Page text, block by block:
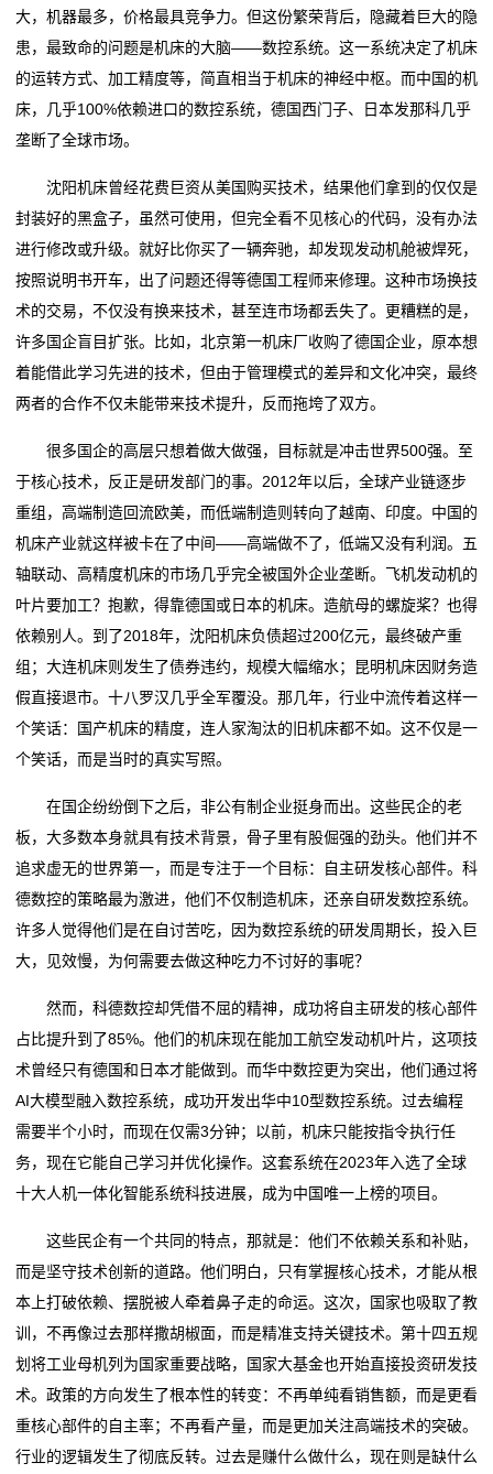
大，机器最多，价格最具竞争力。但这份繁荣背后，隐藏着巨大的隐
患，最致命的问题是机床的大脑——数控系统。这一系统决定了机床
的运转方式、加工精度等，简直相当于机床的神经中枢。而中国的机
床，几乎100%依赖进口的数控系统，德国西门子、日本发那科几乎
垄断了全球市场。
沈阳机床曾经花费巨资从美国购买技术，结果他们拿到的仅仅是
封装好的黑盒子，虽然可使用，但完全看不见核心的代码，没有办法
进行修改或升级。就好比你买了一辆奔驰，却发现发动机舱被焊死，
按照说明书开车，出了问题还得等德国工程师来修理。这种市场换技
术的交易，不仅没有换来技术，甚至连市场都丢失了。更糟糕的是，
许多国企盲目扩张。比如，北京第一机床厂收购了德国企业，原本想
着能借此学习先进的技术，但由于管理模式的差异和文化冲突，最终
两者的合作不仅未能带来技术提升，反而拖垮了双方。
很多国企的高层只想着做大做强，目标就是冲击世界500强。至
于核心技术，反正是研发部门的事。2012年以后，全球产业链逐步
重组，高端制造回流欧美，而低端制造则转向了越南、印度。中国的
机床产业就这样被卡在了中间——高端做不了，低端又没有利润。五
轴联动、高精度机床的市场几乎完全被国外企业垄断。飞机发动机的
叶片要加工？抱歉，得靠德国或日本的机床。造航母的螺旋桨？也得
依赖别人。到了2018年，沈阳机床负债超过200亿元，最终破产重
组；大连机床则发生了债券违约，规模大幅缩水；昆明机床因财务造
假直接退市。十八罗汉几乎全军覆没。那几年，行业中流传着这样一
个笑话：国产机床的精度，连人家淘汰的旧机床都不如。这不仅是一
个笑话，而是当时的真实写照。
在国企纷纷倒下之后，非公有制企业挺身而出。这些民企的老
板，大多数本身就具有技术背景，骨子里有股倔强的劲头。他们并不
追求虚无的世界第一，而是专注于一个目标：自主研发核心部件。科
德数控的策略最为激进，他们不仅制造机床，还亲自研发数控系统。
许多人觉得他们是在自讨苦吃，因为数控系统的研发周期长，投入巨
大，见效慢，为何需要去做这种吃力不讨好的事呢？
然而，科德数控却凭借不屈的精神，成功将自主研发的核心部件
占比提升到了85%。他们的机床现在能加工航空发动机叶片，这项技
术曾经只有德国和日本才能做到。而华中数控更为突出，他们通过将
AI大模型融入数控系统，成功开发出华中10型数控系统。过去编程
需要半个小时，而现在仅需3分钟；以前，机床只能按指令执行任
务，现在它能自己学习并优化操作。这套系统在2023年入选了全球
十大人机一体化智能系统科技进展，成为中国唯一上榜的项目。
这些民企有一个共同的特点，那就是：他们不依赖关系和补贴，
而是坚守技术创新的道路。他们明白，只有掌握核心技术，才能从根
本上打破依赖、摆脱被人牵着鼻子走的命运。这次，国家也吸取了教
训，不再像过去那样撒胡椒面，而是精准支持关键技术。第十四五规
划将工业母机列为国家重要战略，国家大基金也开始直接投资研发技
术。政策的方向发生了根本性的转变：不再单纯看销售额，而是更看
重核心部件的自主率；不再看产量，而是更加关注高端技术的突破。
行业的逻辑发生了彻底反转。过去是赚什么做什么，现在则是缺什么